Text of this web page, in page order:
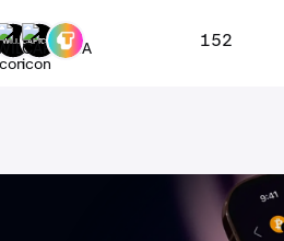
WILLUCAPTCHA TOWNS 152